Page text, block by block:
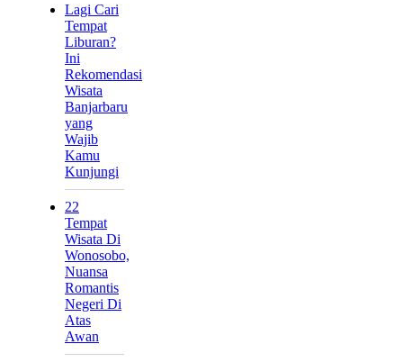
Lagi Cari
Tempat
Liburan?
Ini
Rekomendasi
Wisata
Banjarbaru
yang
Wajib
Kamu
Kunjungi
22
Tempat
Wisata Di
Wonosobo,
Nuansa
Romantis
Negeri Di
Atas
Awan